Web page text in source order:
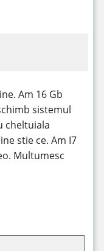
Am 16 Gb
sistemul
cheltuiala
stie ce. Am I7
Multumesc